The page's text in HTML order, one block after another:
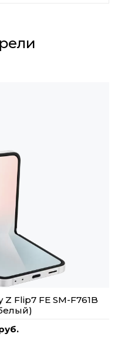
Flip7 FE SM-F761B